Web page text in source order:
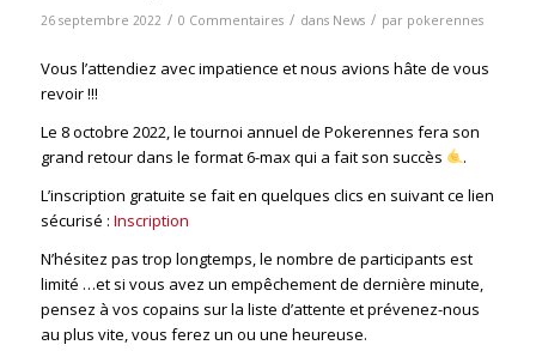
26 septembre 2022 / 0 Commentaires / dans News / par pokerennes
Vous l’attendiez avec impatience et nous avions hâte de vous
revoir !!!
Le 8 octobre 2022, le tournoi annuel de Pokerennes fera son
grand retour dans le format 6-max qui a fait son succès
.
L’inscription gratuite se fait en quelques clics en suivant ce lien
sécurisé : Inscription
N’hésitez pas trop longtemps, le nombre de participants est
limité …et si vous avez un empêchement de dernière minute,
pensez à vos copains sur la liste d’attente et prévenez-nous
au plus vite, vous ferez un ou une heureuse.